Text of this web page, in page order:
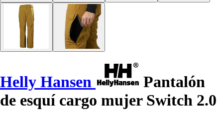
Helly Hansen
Pantalón
de esquí cargo mujer Switch 2.0